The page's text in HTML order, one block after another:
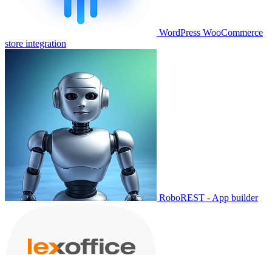
WordPress WooCommerce
store integration
RoboREST - App builder